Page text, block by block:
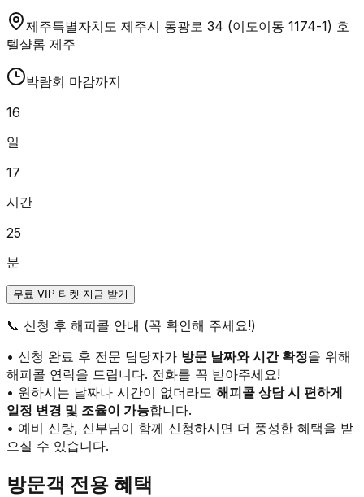
제주특별자치도 제주시 동광로 34 (이도이동 1174-1) 호
텔샬롬 제주
박람회 마감까지
16
일
17
시간
25
분
무료 VIP 티켓 지금 받기
📞 신청 후 해피콜 안내 (꼭 확인해 주세요!)
• 신청 완료 후 전문 담당자가 방문 날짜와 시간 확정을 위해
해피콜 연락을 드립니다. 전화를 꼭 받아주세요!
• 원하시는 날짜나 시간이 없더라도 해피콜 상담 시 편하게
일정 변경 및 조율이 가능합니다.
• 예비 신랑, 신부님이 함께 신청하시면 더 풍성한 혜택을 받
으실 수 있습니다.
방문객 전용 혜택